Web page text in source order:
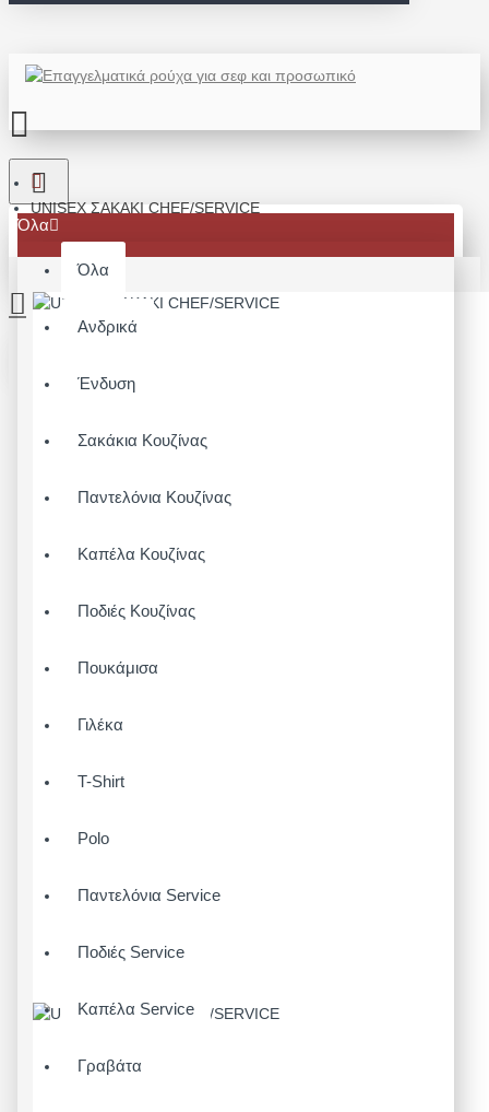
Όλα
Όλα
Ανδρικά
Ένδυση
Σακάκια Κουζίνας
Παντελόνια Κουζίνας
Καπέλα Κουζίνας
Ποδιές Κουζίνας
Πουκάμισα
Γιλέκα
T-Shirt
Polo
Παντελόνια Service
Ποδιές Service
Καπέλα Service
Γραβάτα
UNISEX ΣΑΚΑΚΙ CHEF/SERVICE